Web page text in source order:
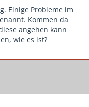
Einige Probleme im
Kommen da
angehen kann
wie es ist?